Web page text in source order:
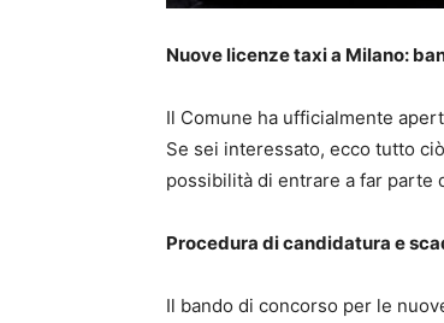
Nuove licenze taxi a Milano:
Il Comune ha ufficialmente
Se sei interessato, ecco tutto
possibilità di entrare a far parte
Procedura di candidatura e
Il bando di concorso per le